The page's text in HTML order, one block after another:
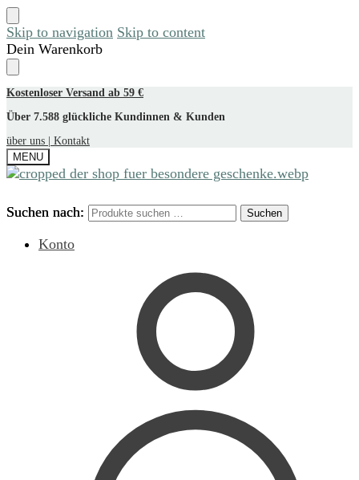
Skip to navigation Skip to content
Dein Warenkorb
Kostenloser Versand ab 59 €
Über 7.588 glückliche Kundinnen & Kunden
über uns |
Kontakt
MENU
Suchen nach: Suchen
Konto
Suchen nach: Suchen